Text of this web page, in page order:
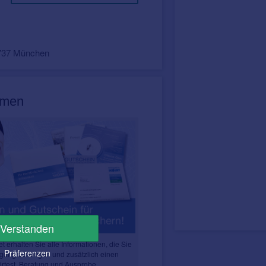
München
erhalten Sie alle Informationen, die Sie
benötigen und zusätzlich einen
Beratung und Ausprobe.
Verstanden
Präferenzen